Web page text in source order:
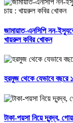
জামায়াত-এনসিপি নন-
খায়রুল কবির খোকন
হরমুজ থেকে যেভাবে বছরে
টাকা-পয়সা নিয়ে দ্বন্দ্ব,